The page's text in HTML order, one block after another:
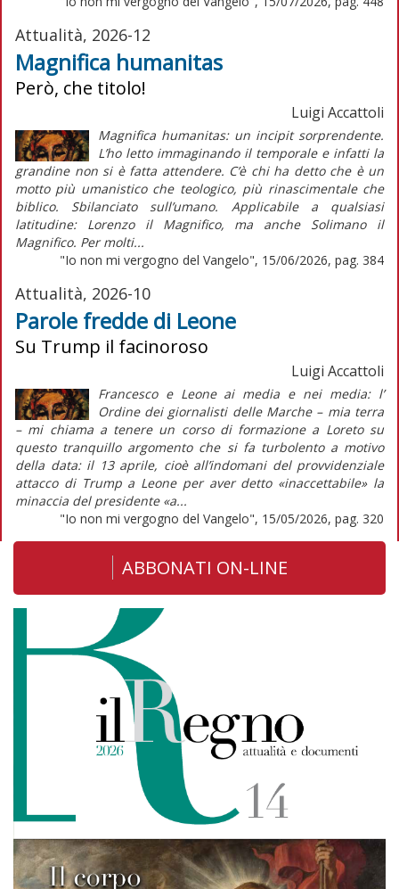
Attualità, 2026-12
Magnifica humanitas
Però, che titolo!
Luigi Accattoli
Magnifica humanitas: un incipit sorprendente.
L’ho letto immaginando il temporale e infatti la
grandine non si è fatta attendere. C’è chi ha detto che è un
motto più umanistico che teologico, più rinascimentale che
biblico. Sbilanciato sull’umano. Applicabile a qualsiasi
latitudine: Lorenzo il Magnifico, ma anche Solimano il
Magnifico. Per molti...
"Io non mi vergogno del Vangelo", 15/06/2026, pag. 384
Attualità, 2026-10
Parole fredde di Leone
Su Trump il facinoroso
Luigi Accattoli
Francesco e Leone ai media e nei media: l’
Ordine dei giornalisti delle Marche – mia terra
– mi chiama a tenere un corso di formazione a Loreto su
questo tranquillo argomento che si fa turbolento a motivo
della data: il 13 aprile, cioè all’indomani del provvidenziale
attacco di Trump a Leone per aver detto «inaccettabile» la
minaccia del presidente «a...
"Io non mi vergogno del Vangelo", 15/05/2026, pag. 320
ABBONATI ON-LINE